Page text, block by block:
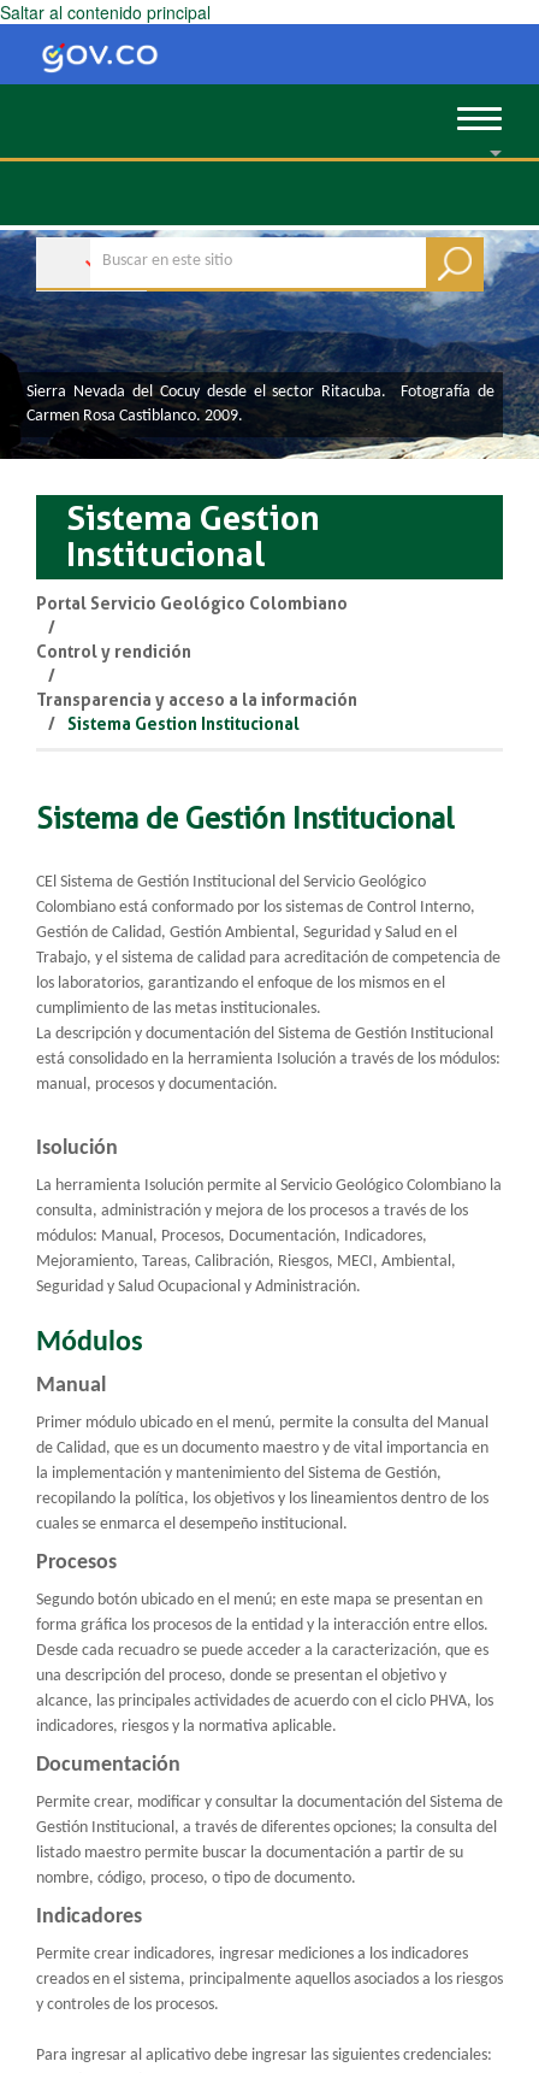
Saltar al contenido principal
Toggle
Sierra Nevada del Cocuy desde el sector Ritacuba. Fotografía de
Carmen Rosa Castiblanco. 2009.​
Sistema Gestion
Institucional
Portal Servicio Geológico Colombiano
Control y rendición
Transparencia y acceso a la información
Sistema Gestion Institucional
Sistema de Gestión Institucional
CEl Sistema de Gestión Institucional del Servicio Geológico
Colombiano está conformado por los sistemas de Control Interno,
Gestión de Calidad, Gestión Ambiental, Seguridad y Salud en el
Trabajo, y el sistema de calidad para acreditación de competencia de
los laboratorios, garantizando el enfoque de los mismos en el
cumplimiento de las metas institucionales.
La descripción y documentación del Sistema de Gestión Institucional
está consolidado en la herramienta Isolución a través de los módulos:
manual, procesos y documentación.
Isolución
La herramienta Isolución permite al Servicio Geológico Colombiano la
consulta, administración y mejora de los procesos a través de los
módulos: Manual, Procesos, Documentación, Indicadores,
Mejoramiento, Tareas, Calibración, Riesgos, MECI, Ambiental,
Seguridad y Salud Ocupacional y Administración.
Módulos
Manual
Primer módulo ubicado en el menú, permite la consulta del Manual
de Calidad, que es un documento maestro y de vital importancia en
la implementación y mantenimiento del Sistema de Gestión,
recopilando la política, los objetivos y los lineamientos dentro de los
cuales se enmarca el desempeño institucional.
Procesos
Segundo botón ubicado en el menú; en este mapa se presentan en
forma gráfica los procesos de la entidad y la interacción entre ellos.
Desde cada recuadro se puede acceder a la caracterización, que es
una descripción del proceso, donde se presentan el objetivo y
alcance, las principales actividades de acuerdo con el ciclo PHVA, los
indicadores, riesgos y la normativa aplicable.
Documentación
Permite crear, modificar y consultar la documentación del Sistema de
Gestión Institucional, a través de diferentes opciones; la consulta del
listado maestro permite buscar la documentación a partir de su
nombre, código, proceso, o tipo de documento.
Indicadores
Permite crear indicadores, ingresar mediciones a los indicadores
creados en el sistema, principalmente aquellos asociados a los riesgos
y controles de los procesos.
Para ingresar al aplicativo debe ingresar las siguientes credenciales: